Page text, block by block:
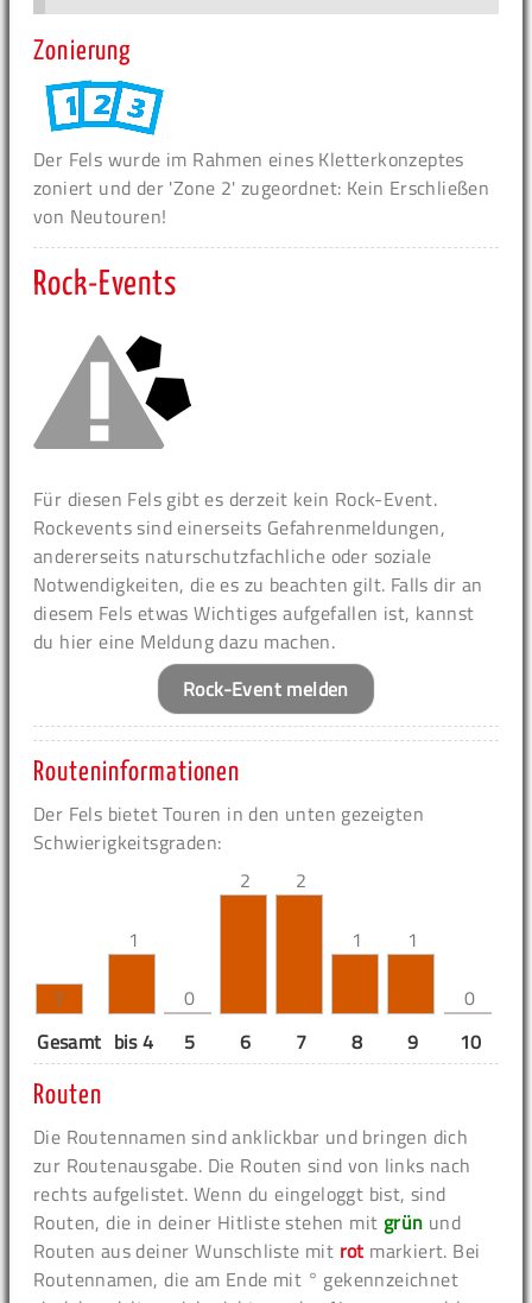
Zonierung
Der Fels wurde im Rahmen eines Kletterkonzeptes
zoniert und der 'Zone 2' zugeordnet: Kein Erschließen
von Neutouren!
Rock-Events
Für diesen Fels gibt es derzeit kein Rock-Event.
Rockevents sind einerseits Gefahrenmeldungen,
andererseits naturschutzfachliche oder soziale
Notwendigkeiten, die es zu beachten gilt. Falls dir an
diesem Fels etwas Wichtiges aufgefallen ist, kannst
du hier eine Meldung dazu machen.
Rock-Event melden
Routeninformationen
Der Fels bietet Touren in den unten gezeigten
Schwierigkeitsgraden:
7
1
0
2 2
1 1
0
Gesamt bis 4 5 6 7 8 9 10
Routen
Die Routennamen sind anklickbar und bringen dich
zur Routenausgabe. Die Routen sind von links nach
rechts aufgelistet. Wenn du eingeloggt bist, sind
Routen, die in deiner Hitliste stehen mit grün und
Routen aus deiner Wunschliste mit rot markiert. Bei
Routennamen, die am Ende mit ° gekennzeichnet